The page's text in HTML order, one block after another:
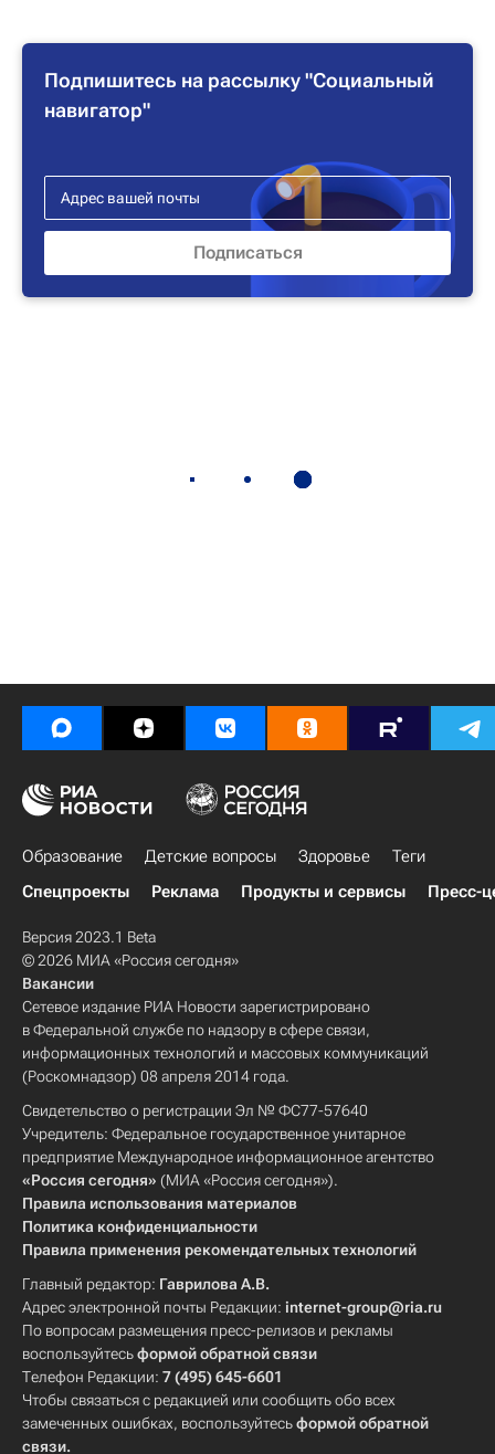
Подпишитесь на рассылку "Социальный
навигатор"
Образование Детские вопросы Здоровье
Теги
Спецпроекты
Реклама Продукты и сервисы Пресс-
Версия 2023.1 Beta
© 2026 МИА «Россия сегодня»
Вакансии
Сетевое издание РИА Новости зарегистрировано
в Федеральной службе по надзору в сфере связи,
информационных технологий и массовых коммуникаций
(Роскомнадзор) 08 апреля 2014 года.
Свидетельство о регистрации Эл № ФС77-57640
Учредитель: Федеральное государственное унитарное
предприятие Международное информационное агентство
«Россия сегодня» (МИА «Россия сегодня»).
Правила использования материалов
Политика конфиденциальности
Правила применения рекомендательных технологий
Главный редактор: Гаврилова А.В.
Адрес электронной почты Редакции: internet-group@ria.ru
По вопросам размещения пресс-релизов и рекламы
воспользуйтесьформой обратной связи
Телефон Редакции: 7 (495) 645-6601
Чтобы связаться с редакцией или сообщить обо всех
замеченных ошибках, воспользуйтесьформой обратной
связи.